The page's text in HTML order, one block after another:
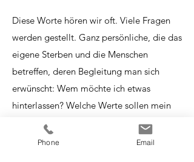
Diese Worte hören wir oft. Viele Fragen
werden gestellt. Ganz persönliche, die das
eigene Sterben und die Menschen
betreffen, deren Begleitung man sich
erwünscht: Wem möchte ich etwas
hinterlassen? Welche Werte sollen mein
Leben überdauern?
Eine Patienten- und Betreuungsverfügung
Phone Email